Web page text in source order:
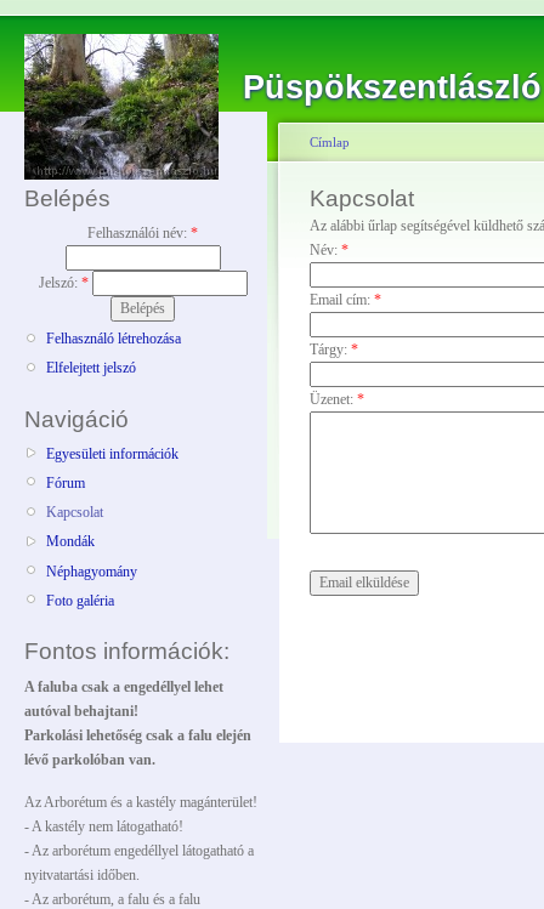
Püspökszentlászló
Belépés
Felhasználói név: *
Jelszó: *
Felhasználó létrehozása
Elfelejtett jelszó
Navigáció
Egyesületi információk
Fórum
Kapcsolat
Mondák
Néphagyomány
Foto galéria
Fontos információk:
A faluba csak a engedéllyel lehet
autóval behajtani!
Parkolási lehetőség csak a falu elején
lévő parkolóban van.
Az Arborétum és a kastély magánterület!
- A kastély nem látogatható!
- Az arborétum engedéllyel látogatható a
nyitvatartási időben.
- Az arborétum, a falu és a falu
Címlap
Kapcsolat
Az alábbi űrlap segítségével küldhető
Név: *
Email cím: *
Tárgy: *
Üzenet: *